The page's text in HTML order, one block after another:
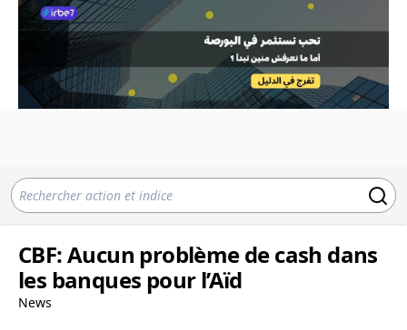
CBF: Aucun problème de cash dans
les banques pour l’Aïd
News